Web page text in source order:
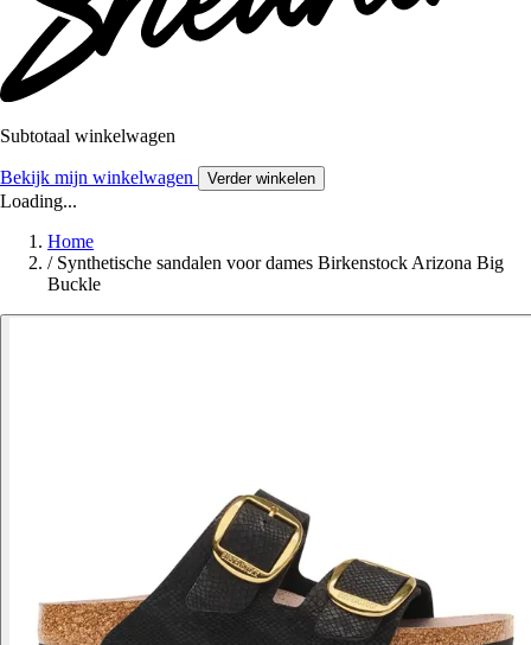
Subtotaal winkelwagen
Bekijk mijn winkelwagen Verder winkelen
Loading...
Home
/ Synthetische sandalen voor dames Birkenstock Arizona Big
Buckle